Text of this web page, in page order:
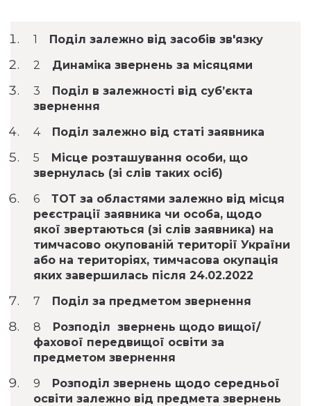
Поділ залежно від засобів зв'язку
Динаміка звернень за місяцями
Поділ в залежності від субʼєкта
звернення
Поділ залежно від статі заявника
Місце розташування особи, що
звернулась (зі слів таких осіб)
ТОТ за областями залежно від місця
реєстрації заявника чи особа, щодо
якої звертаються (зі слів заявника) на
тимчасово окупованій території України
або на територіях, тимчасова окупація
яких завершилась після 24.02.2022
Поділ за предметом звернення
Розподіл звернень щодо вищої/
фахової передвищої освіти за
предметом звернення
Розподіл звернень щодо середньої
освіти залежно від предмета звернень